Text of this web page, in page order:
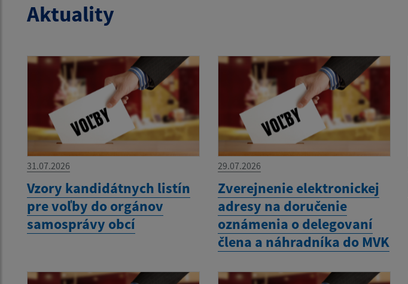
Aktuality
31.07.2026
Vzory kandidátnych listín
pre voľby do orgánov
samosprávy obcí
29.07.2026
Zverejnenie elektronickej
adresy na doručenie
oznámenia o delegovaní
člena a náhradníka do MVK